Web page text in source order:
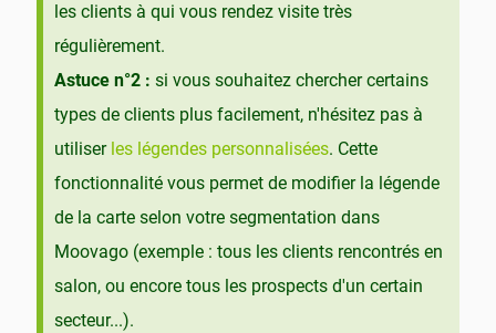
les clients à qui vous rendez visite très
régulièrement.
Astuce n°2 : si vous souhaitez chercher certains
types de clients plus facilement, n'hésitez pas à
utiliser les légendes personnalisées. Cette
fonctionnalité vous permet de modifier la légende
de la carte selon votre segmentation dans
Moovago (exemple : tous les clients rencontrés en
salon, ou encore tous les prospects d'un certain
secteur...).